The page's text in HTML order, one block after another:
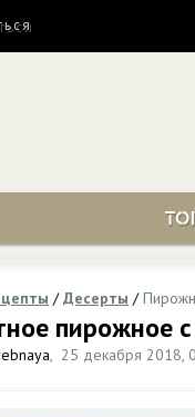
/Десерты /
пирожное
, 25 декабря 2018,